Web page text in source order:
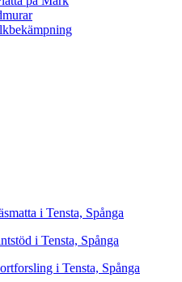
i Tensta, Spånga
i Tensta, Spånga
i Tensta, Spånga